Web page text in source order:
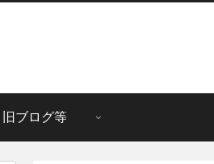
旧ブログ等